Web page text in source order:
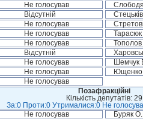
Не голосував
Відсутній
Не голосував
Не голосував Тарасюк
Не голосував
Відсутній
Не голосував Шемчук
Не голосував
Не голосував
Позафракційні
Кількість депутатів: 29
За:0 Проти:0 Утрималися:0 Не
Не голосував Буряк